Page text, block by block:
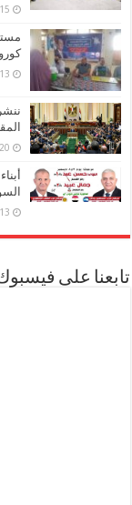
15 فبراير، 2024
13 نوفمبر، 2021
20 ديسمبر، 2020
13 ديسمبر، 2020
تابعنا على